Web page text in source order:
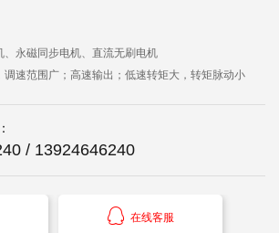
、永磁同步电机、直流无刷电机
调速范围广；高速输出；低速转矩大，转矩脉动小
/ 13924646240
 在线客服